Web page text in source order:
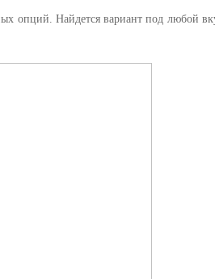
опций. Найдется вариант под любой